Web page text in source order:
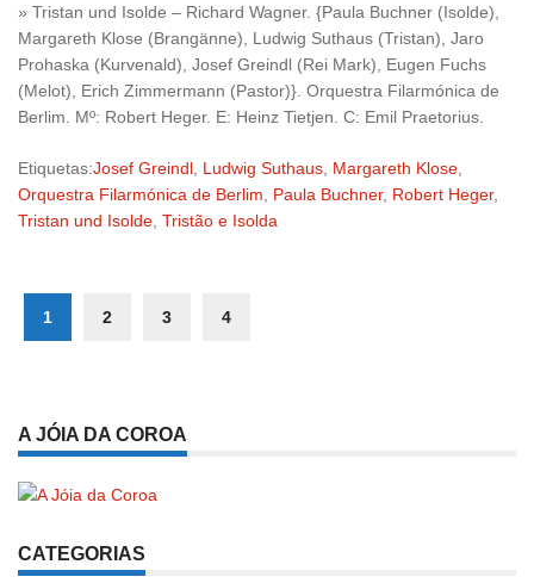
» Tristan und Isolde – Richard Wagner. {Paula Buchner (Isolde),
Margareth Klose (Brangänne), Ludwig Suthaus (Tristan), Jaro
Prohaska (Kurvenald), Josef Greindl (Rei Mark), Eugen Fuchs
(Melot), Erich Zimmermann (Pastor)}. Orquestra Filarmónica de
Berlim. Mº: Robert Heger. E: Heinz Tietjen. C: Emil Praetorius.
Etiquetas:Josef Greindl Ludwig Suthaus Margareth Klose
Orquestra Filarmónica de Berlim
Paula Buchner, Robert Heger,
Tristan und Isolde Tristão e Isolda
1 2 3 4
A JÓIA DA COROA
CATEGORIAS